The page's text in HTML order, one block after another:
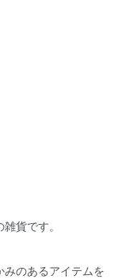
貨です。
のあるアイテムを